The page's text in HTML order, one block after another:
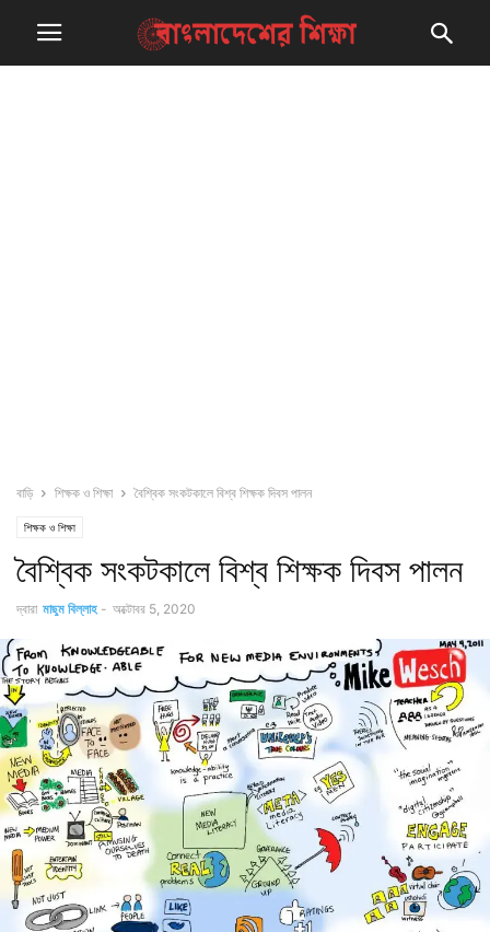
বাড়ি শিক্ষক ও শিক্ষা বৈশ্বিক সংকটকালে বিশ্ব শিক্ষক দিবস পালন
শিক্ষক ও শিক্ষা
বৈশ্বিক সংকটকালে বিশ্ব শিক্ষক দিবস পালন
দ্বারা মাছুম বিল্লাহ - অক্টোবর 5, 2020